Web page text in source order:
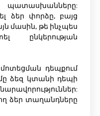
ձեր փորձը, բայց
մասին, թե ինչպես
ընկերության
դեպքում
ձեզ կտանի դեպի
ձեր տաղանդները